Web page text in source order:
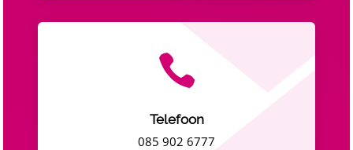

Telefoon
085 902 6777